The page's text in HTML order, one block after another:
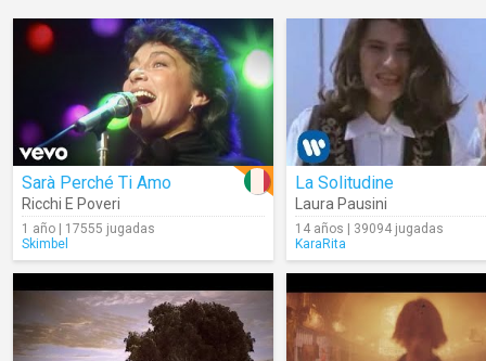
Sarà Perché Ti Amo
Ricchi E Poveri
1 año | 17555 jugadas
Skimbel
La Solitudine
Laura Pausini
14 años | 39094 jugadas
KaraRita